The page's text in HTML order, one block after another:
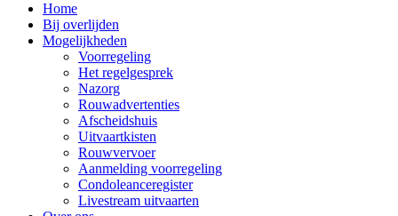
Home
Bij overlijden
Mogelijkheden
Voorregeling
Het regelgesprek
Nazorg
Rouwadvertenties
Afscheidshuis
Uitvaartkisten
Rouwvervoer
Aanmelding voorregeling
Condoleanceregister
Livestream uitvaarten